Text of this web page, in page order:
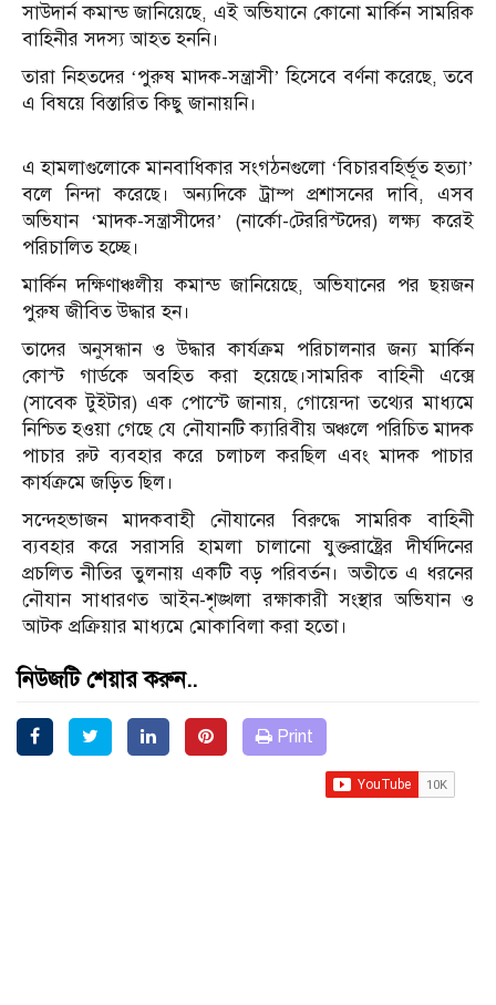
সাউদার্ন কমান্ড জানিয়েছে, এই অভিযানে কোনো মার্কিন সামরিক
বাহিনীর সদস্য আহত হননি।
তারা নিহতদের ‘পুরুষ মাদক-সন্ত্রাসী’ হিসেবে বর্ণনা করেছে, তবে
এ বিষয়ে বিস্তারিত কিছু জানায়নি।
এ হামলাগুলোকে মানবাধিকার সংগঠনগুলো ‘বিচারবহির্ভূত হত্যা’
বলে নিন্দা করেছে। অন্যদিকে ট্রাম্প প্রশাসনের দাবি, এসব
অভিযান ‘মাদক-সন্ত্রাসীদের’ (নার্কো-টেররিস্টদের) লক্ষ্য করেই
পরিচালিত হচ্ছে।
মার্কিন দক্ষিণাঞ্চলীয় কমান্ড জানিয়েছে, অভিযানের পর ছয়জন
পুরুষ জীবিত উদ্ধার হন।
তাদের অনুসন্ধান ও উদ্ধার কার্যক্রম পরিচালনার জন্য মার্কিন
কোস্ট গার্ডকে অবহিত করা হয়েছে।সামরিক বাহিনী এক্সে
(সাবেক টুইটার) এক পোস্টে জানায়, গোয়েন্দা তথ্যের মাধ্যমে
নিশ্চিত হওয়া গেছে যে নৌযানটি ক্যারিবীয় অঞ্চলে পরিচিত মাদক
পাচার রুট ব্যবহার করে চলাচল করছিল এবং মাদক পাচার
কার্যক্রমে জড়িত ছিল।
সন্দেহভাজন মাদকবাহী নৌযানের বিরুদ্ধে সামরিক বাহিনী
ব্যবহার করে সরাসরি হামলা চালানো যুক্তরাষ্ট্রের দীর্ঘদিনের
প্রচলিত নীতির তুলনায় একটি বড় পরিবর্তন। অতীতে এ ধরনের
নৌযান সাধারণত আইন-শৃঙ্খলা রক্ষাকারী সংস্থার অভিযান ও
আটক প্রক্রিয়ার মাধ্যমে মোকাবিলা করা হতো।
নিউজটি শেয়ার করুন..
Print